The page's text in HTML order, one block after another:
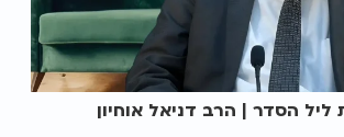
ליל הסדר | הרב דניאל אוחיון